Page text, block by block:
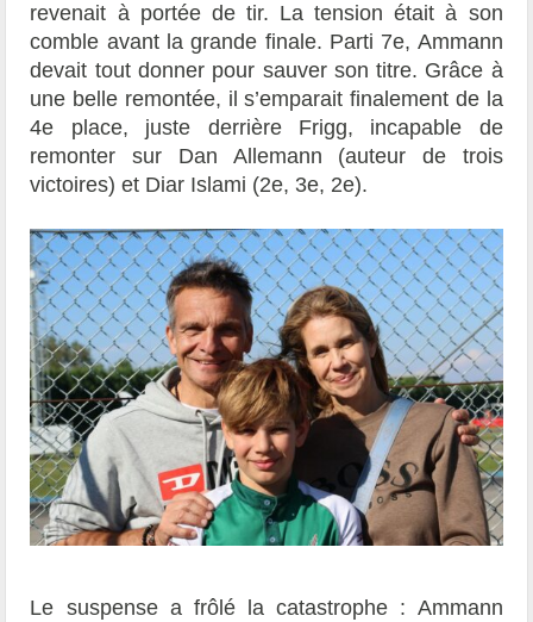
revenait à portée de tir. La tension était à son
comble avant la grande finale. Parti 7e, Ammann
devait tout donner pour sauver son titre. Grâce à
une belle remontée, il s’emparait finalement de la
4e place, juste derrière Frigg, incapable de
remonter sur Dan Allemann (auteur de trois
victoires) et Diar Islami (2e, 3e, 2e).
Le suspense a frôlé la catastrophe : Ammann